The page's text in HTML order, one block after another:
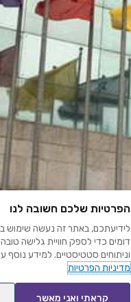
הפרטיות שלכם חשובה לנו
דומים כדי לספק חוויית גלישה
וניתוחים סטטיסטיים. למידע נוסף
מדיניות הפרטיות
קראתי ואני מאשר